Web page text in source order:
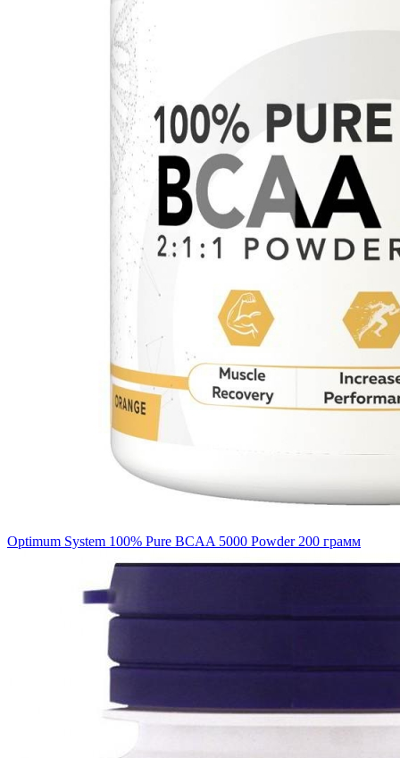
Optimum System 100% Pure BCAA 5000 Powder 200 грамм